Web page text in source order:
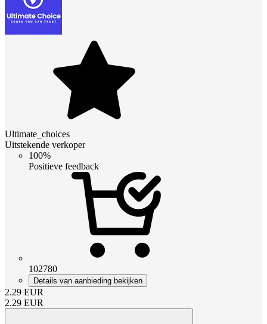
Ultimate_choices
Uitstekende verkoper
100%
Positieve feedback
102780
Details van aanbieding bekijken
2.29 EUR
2.29 EUR